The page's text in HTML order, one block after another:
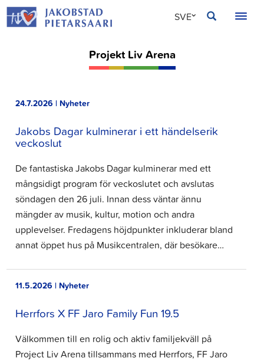
Hoppa
till
SVE
ENG
Projekt Liv Arena
24.7.2026 | Nyheter
Jakobs Dagar kulminerar i ett händelserik
veckoslut
De fantastiska Jakobs Dagar kulminerar med ett
mångsidigt program för veckoslutet och avslutas
söndagen den 26 juli. Innan dess väntar ännu
mängder av musik, kultur, motion och andra
upplevelser. Fredagens höjdpunkter inkluderar bland
annat öppet hus på Musikcentralen, där besökare…
11.5.2026 | Nyheter
Herrfors X FF Jaro Family Fun 19.5
Välkommen till en rolig och aktiv familjekväll på
Project Liv Arena tillsammans med Herrfors, FF Jaro